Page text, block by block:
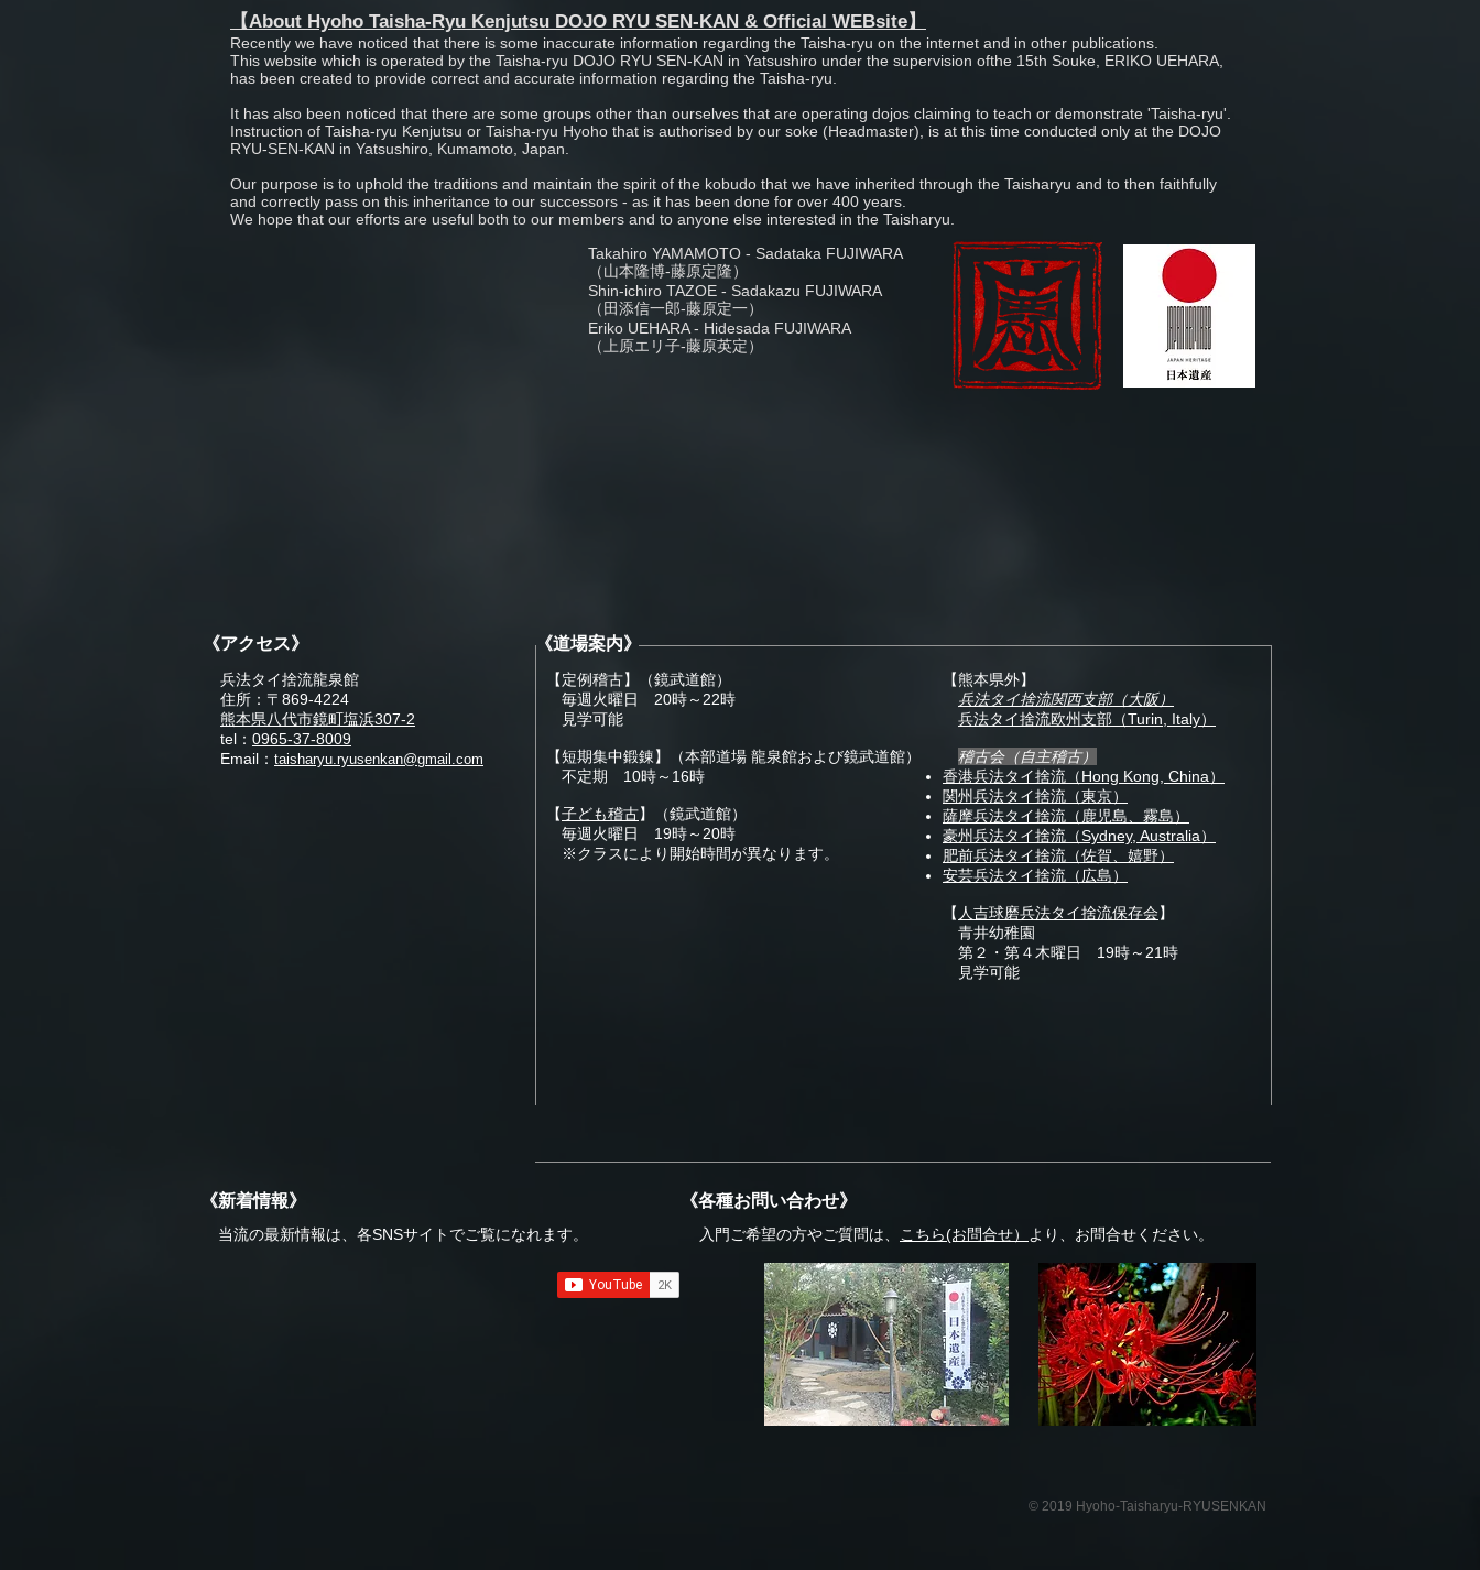
【About Hyoho Taisha-Ryu Kenjutsu DOJO RYU SEN-KAN & Official WEBsite】
Recently we have noticed that there is some inaccurate information regarding the Taisha-ryu on the internet and in other publications.
This website which is operated by the Taisha-ryu DOJO RYU SEN-KAN in Yatsushiro under the supervision ofthe 15th Souke, ERIKO UEHARA,
has been created to provide correct and accurate information regarding the Taisha-ryu.
It has also been noticed that there are some groups other than ourselves that are operating dojos claiming to teach or demonstrate 'Taisha-ryu'.
Instruction of Taisha-ryu Kenjutsu or Taisha-ryu Hyoho that is authorised by our soke (Headmaster), is at this time conducted only at the DOJO
RYU-SEN-KAN in Yatsushiro, Kumamoto, Japan.
Our purpose is to uphold the traditions and maintain the spirit of the kobudo that we have inherited through the Taisharyu and to then faithfully
and correctly pass on this inheritance to our successors - as it has been done for over 400 years.
We hope that our efforts are useful both to our members and to anyone else interested in the Taisharyu.
Takahiro YAMAMOTO - Sadataka FUJIWARA
（山本隆博-藤原定隆）
Shin-ichiro TAZOE - Sadakazu FUJIWARA
（田添信一郎-藤原定一）
Eriko UEHARA - Hidesada FUJIWARA
（上原エリ子-藤原英定）
《アクセス》 《道場案内》
兵法タイ捨流龍泉館
住所：〒869-4224
熊本県八代市鏡町塩浜307-2
tel： 0965-37-8009
Email： taisharyu.ryusenkan@gmail.com
【定例稽古】（鏡武道館）
毎週火曜日 20時～22時
​ 見学可能
【短期集中鍛錬】（本部道場 龍泉館および鏡武道館）
不定期 10時～16時​
【子ども稽古】（鏡武道館）
​ 毎週火曜日 19時～20時
​ ※クラスにより開始時間が異なります。
【熊本県外】
兵法タイ捨流関西支部（大阪）
兵法タイ捨流欧州支部（Turin, Italy）
稽古会（自主稽古）
香港兵法タイ捨流（Hong Kong, China）
関州兵法タイ捨流（東京）
薩摩兵法タイ捨流（鹿児島、霧島）
豪州兵法タイ捨流（Sydney, Australia）
肥前兵法タイ捨流（佐賀、嬉野）
安芸兵法タイ捨流（広島）
【 人吉球磨兵法タイ捨流保存会】
青井幼稚園
第２・第４木曜日 19時～21時
見学可能
《新着情報》
当流の最新情報は、各SNSサイトでご覧になれます。
《各種お問い合わせ》
入門ご希望の方やご質問は、 こちら(お問合せ） より、お問合せください。
© 2019 Hyoho-Taisharyu-RYUSENKAN